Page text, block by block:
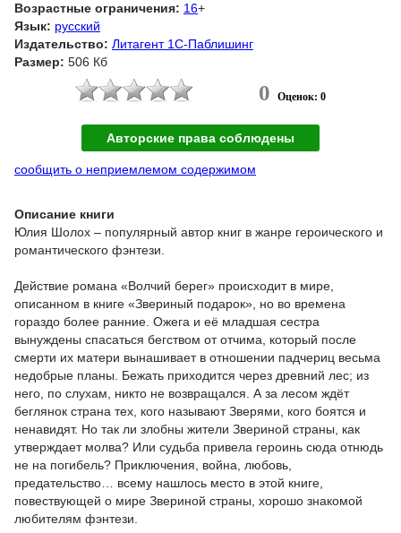
Возрастные ограничения: 16+
Язык: русский
Издательство: Литагент 1С-Паблишинг
Размер: 506 Кб
0 Оценок: 0
Авторские права соблюдены
сообщить о неприемлемом содержимом
Описание книги
Юлия Шолох – популярный автор книг в жанре героического и
романтического фэнтези.
Действие романа «Волчий берег» происходит в мире,
описанном в книге «Звериный подарок», но во времена
гораздо более ранние. Ожега и её младшая сестра
вынуждены спасаться бегством от отчима, который после
смерти их матери вынашивает в отношении падчериц весьма
недобрые планы. Бежать приходится через древний лес; из
него, по слухам, никто не возвращался. А за лесом ждёт
беглянок страна тех, кого называют Зверями, кого боятся и
ненавидят. Но так ли злобны жители Звериной страны, как
утверждает молва? Или судьба привела героинь сюда отнюдь
не на погибель? Приключения, война, любовь,
предательство… всему нашлось место в этой книге,
повествующей о мире Звериной страны, хорошо знакомой
любителям фэнтези.